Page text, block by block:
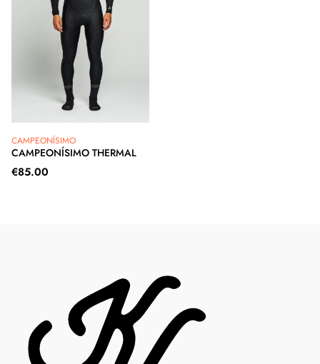
CAMPEONÍSIMO
CAMPEONÍSIMO THERMAL
€85.00